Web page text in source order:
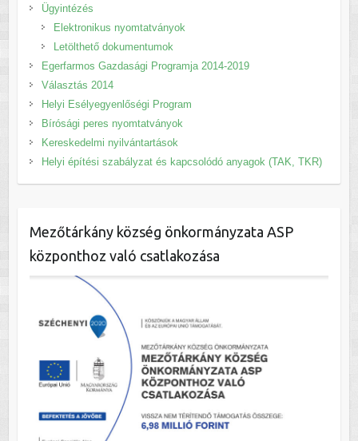
Ügyintézés
Elektronikus nyomtatványok
Letölthető dokumentumok
Egerfarmos Gazdasági Programja 2014-2019
Választás 2014
Helyi Esélyegyenlőségi Program
Bírósági peres nyomtatványok
Kereskedelmi nyilvántartások
Helyi építési szabályzat és kapcsolódó anyagok (TAK, TKR)
Mezőtárkány község önkormányzata ASP
központhoz való csatlakozása